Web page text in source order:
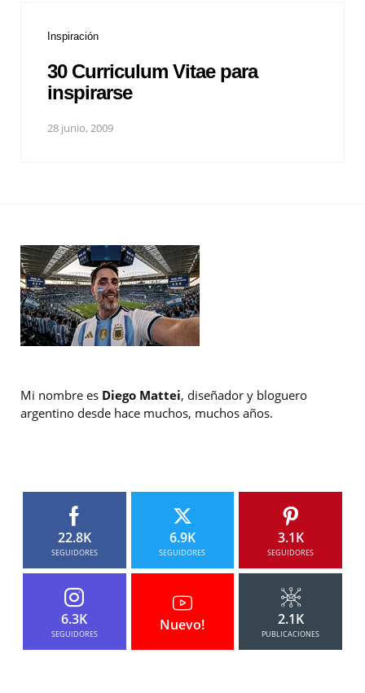
Inspiración
30 Curriculum Vitae para
inspirarse
28 junio, 2009
Mi nombre es Diego Mattei, diseñador y bloguero
argentino desde hace muchos, muchos años.
22.8K
SEGUIDORES
6.9K
SEGUIDORES
3.1K
SEGUIDORES
6.3K
SEGUIDORES
Nuevo! 2.1K
PUBLICACIONES